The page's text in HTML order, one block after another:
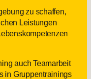
zu schaffen,
Leistungen
auch Teamarbeit
in Gruppentrainings